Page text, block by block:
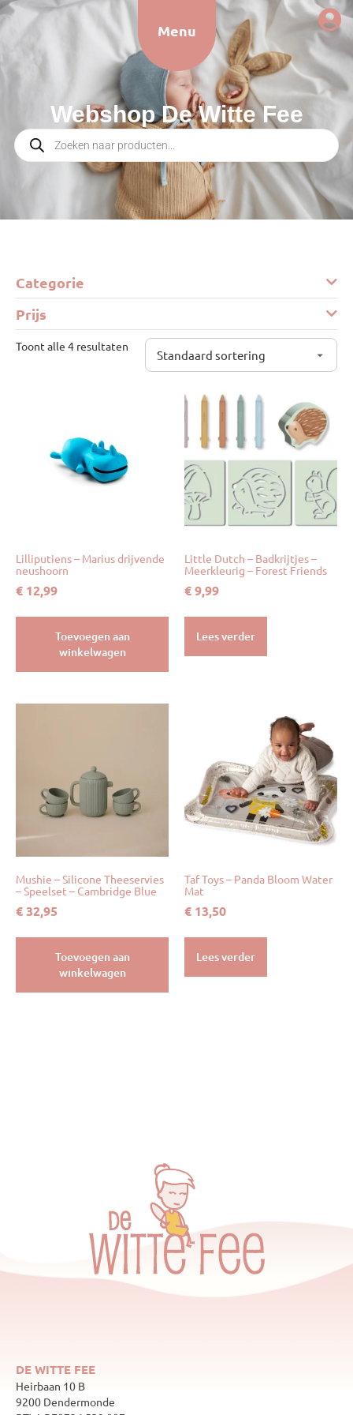
Menu
Webshop De Witte Fee
Categorie
Prijs
Toont alle 4 resultaten
Lilliputiens – Marius drijvende
neushoorn
€ 12,99
Toevoegen aan
winkelwagen
Little Dutch – Badkrijtjes –
Meerkleurig – Forest Friends
€9,99
Lees verder
Mushie – Silicone Theeservies
– Speelset – Cambridge Blue
€32,95
Toevoegen aan
winkelwagen
Taf Toys – Panda Bloom Water
Mat
€ 13,50
Lees verder
DE WITTE FEE
Heirbaan 10 B
9200 Dendermonde